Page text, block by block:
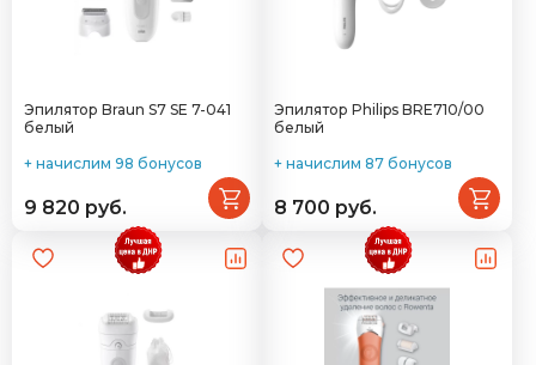
Эпилятор Braun S7 SE 7-041
белый
+ начислим 98 бонусов
9 820 руб.
Эпилятор Philips BRE710/00
белый
+ начислим 87 бонусов
8 700 руб.